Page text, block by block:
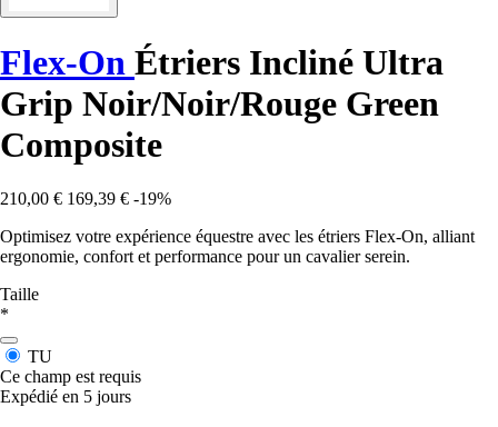
Flex-On Étriers Incliné Ultra
Grip Noir/Noir/Rouge Green
Composite
210,00 € 169,39 € -19%
Optimisez votre expérience équestre avec les étriers Flex-On, alliant
ergonomie, confort et performance pour un cavalier serein.
Taille
*
TU
Ce champ est requis
Expédié en 5 jours